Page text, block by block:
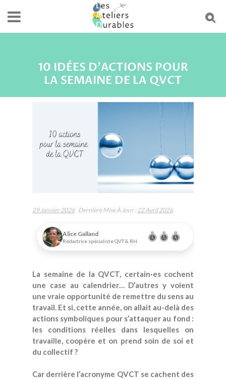
10 IDÉES D'ACTIONS POUR
LA SEMAINE DE LA QVCT
29 Janvier 2026 Dernière Mise À Jour :22 Avril 2026
Alice Galland
Rédactrice spécialiste QVT & RH
La semaine de la QVCT, certain·es cochent
une case au calendrier… D’autres y voient
une vraie opportunité de remettre du sens au
travail. Et si, cette année, on allait au-delà des
actions symboliques pour s’attaquer au fond :
les conditions réelles dans lesquelles on
travaille, coopère et on prend soin de soi et
du collectif ?
Car derrière l’acronyme QVCT se cachent des